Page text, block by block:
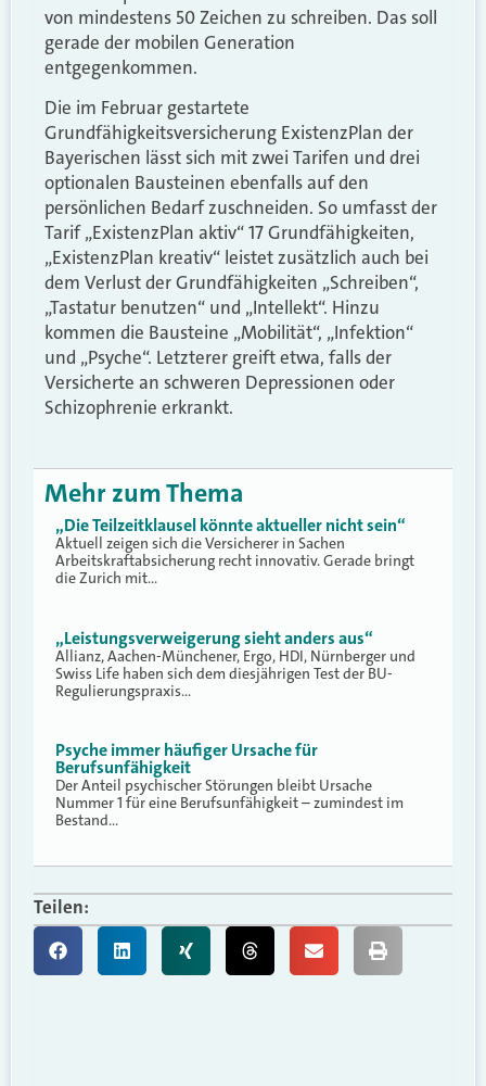
von mindestens 50 Zeichen zu schreiben. Das soll
gerade der mobilen Generation
entgegenkommen.
Die im Februar gestartete
Grundfähigkeitsversicherung ExistenzPlan der
Bayerischen lässt sich mit zwei Tarifen und drei
optionalen Bausteinen ebenfalls auf den
persönlichen Bedarf zuschneiden. So umfasst der
Tarif „ExistenzPlan aktiv“ 17 Grundfähigkeiten,
„ExistenzPlan kreativ“ leistet zusätzlich auch bei
dem Verlust der Grundfähigkeiten „Schreiben“,
„Tastatur benutzen“ und „Intellekt“. Hinzu
kommen die Bausteine „Mobilität“, „Infektion“
und „Psyche“. Letzterer greift etwa, falls der
Versicherte an schweren Depressionen oder
Schizophrenie erkrankt.
Mehr zum Thema
„Die Teilzeitklausel könnte aktueller nicht sein“
Aktuell zeigen sich die Versicherer in Sachen
Arbeitskraftabsicherung recht innovativ. Gerade bringt
die Zurich mit…
„Leistungsverweigerung sieht anders aus“
Allianz, Aachen-Münchener, Ergo, HDI, Nürnberger und
Swiss Life haben sich dem diesjährigen Test der BU-
Regulierungspraxis…
Psyche immer häufiger Ursache für
Berufsunfähigkeit
Der Anteil psychischer Störungen bleibt Ursache
Nummer 1 für eine Berufsunfähigkeit – zumindest im
Bestand…
Teilen: